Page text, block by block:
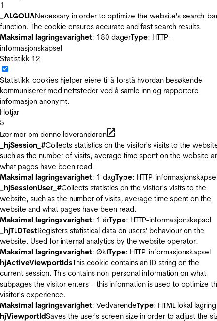
1
_ALGOLIANecessary in order to optimize the website's search-
function. The cookie ensures accurate and fast search results.
Maksimal lagringsvarighet: 180 dagerType: HTTP-
informasjonskapsel
Statistikk 12
Statistikk-cookies hjelper eiere til å forstå hvordan besøkende
kommuniserer med nettsteder ved å samle inn og rapportere
informasjon anonymt.
Hotjar
5
Lær mer om denne leverandøren
_hjSession_#Collects statistics on the visitor's visits to the
such as the number of visits, average time spent on the website
what pages have been read.
Maksimal lagringsvarighet: 1 dagType: HTTP-informasjonskapsel
_hjSessionUser_#Collects statistics on the visitor's visits to the
website, such as the number of visits, average time spent on the
website and what pages have been read.
Maksimal lagringsvarighet: 1 årType: HTTP-informasjonskapsel
_hjTLDTestRegisters statistical data on users' behaviour on the
website. Used for internal analytics by the website operator.
Maksimal lagringsvarighet: ØktType: HTTP-informasjonskapsel
hjActiveViewportIdsThis cookie contains an ID string on the
current session. This contains non-personal information on what
subpages the visitor enters – this information is used to optimize
visitor's experience.
Maksimal lagringsvarighet: VedvarendeType: HTML lokal lagring
hjViewportIdSaves the user's screen size in order to adjust the